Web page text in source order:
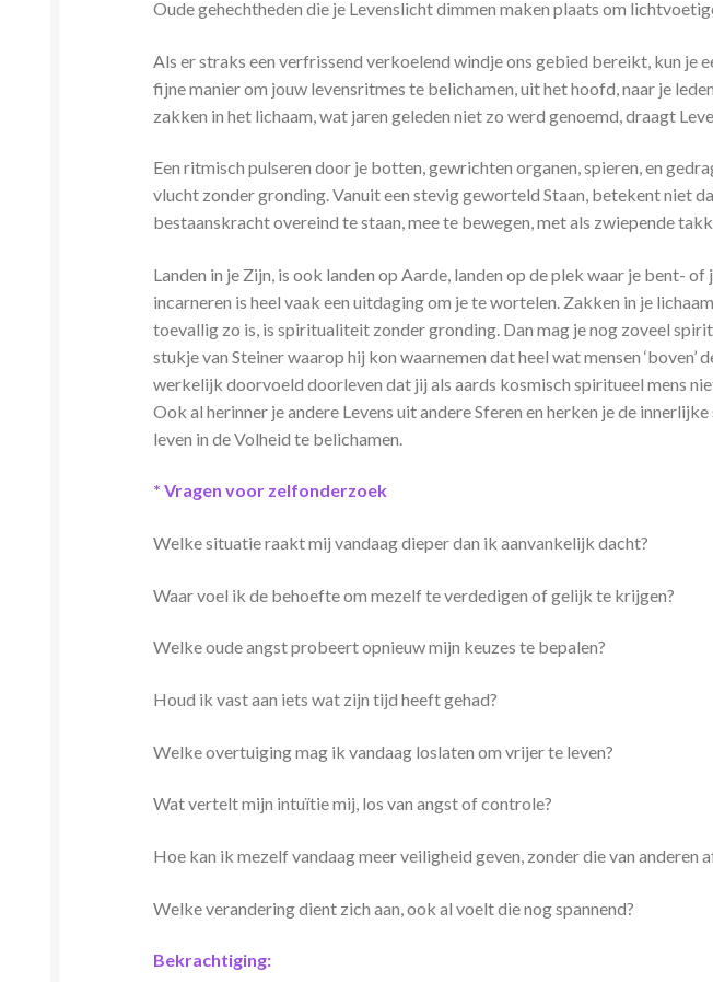
Oude gehechtheden die je Levenslicht dimmen maken plaats om
Als er straks een verfrissend verkoelend windje ons gebied bereikt, kun je
fijne manier om jouw levensritmes te belichamen, uit het hoofd, naar je
zakken in het lichaam, wat jaren geleden niet zo werd genoemd, draagt
Een ritmisch pulseren door je botten, gewrichten organen, spieren, en
vlucht zonder gronding. Vanuit een stevig geworteld Staan, betekent niet
bestaanskracht overeind te staan, mee te bewegen, met als zwiepende
Landen in je Zijn, is ook landen op Aarde, landen op de plek waar je bent-
incarneren is heel vaak een uitdaging om je te wortelen. Zakken in je
toevallig zo is, is spiritualiteit zonder gronding. Dan mag je nog zoveel
stukje van Steiner waarop hij kon waarnemen dat heel wat mensen
werkelijk doorvoeld doorleven dat jij als aards kosmisch spiritueel mens
Ook al herinner je andere Levens uit andere Sferen en herken je de
leven in de Volheid te belichamen.
* Vragen voor zelfonderzoek
Welke situatie raakt mij vandaag dieper dan ik aanvankelijk dacht?
Waar voel ik de behoefte om mezelf te verdedigen of gelijk te krijgen?
Welke oude angst probeert opnieuw mijn keuzes te bepalen?
Houd ik vast aan iets wat zijn tijd heeft gehad?
Welke overtuiging mag ik vandaag loslaten om vrijer te leven?
Wat vertelt mijn intuïtie mij, los van angst of controle?
Hoe kan ik mezelf vandaag meer veiligheid geven, zonder die van anderen
Welke verandering dient zich aan, ook al voelt die nog spannend?
Bekrachtiging: